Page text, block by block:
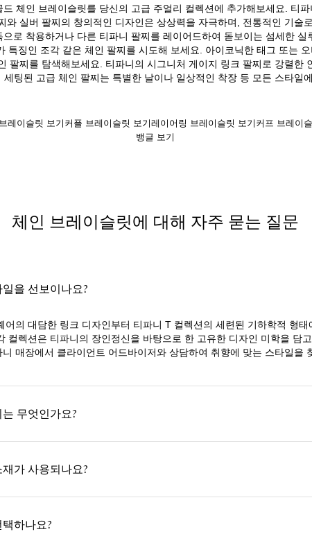
체인 브레이슬릿를 당신의 고급 주얼리 컬렉션에 추가해보세요. 티
와 실버 팔찌의 창의적인 디자인은 상상력을 자극하며, 전통적인 기술
로 착용하거나 다른 티파니 팔찌를 레이어드하여 돋보이는 섬세한
특징인 조각 같은 체인 팔찌를 시도해 보세요. 아이코닉한 태그 또는
팔찌를 탐색해보세요. 티파니의 시그니처 게이지 링크 팔찌로 강렬한
팅된 고급 체인 팔찌는 특별한 날이나 일상적인 착장 등 모든 스타일
레이슬릿 보기커플 브레이슬릿 보기레이어링 브레이슬릿 보기커프 브레이
뱅글 보기
체인 브레이슬릿에 대해 자주 묻는 질문
을 선보이나요?
어의 대담한 링크 디자인부터 티파니 T 컬렉션의 세련된 기하학적 형
컬렉션은 티파니의 장인정신을 바탕으로 한 고유한 디자인 미학을 담
매장에서 클라이언트 어드바이저와 상담하여 취향에 맞는 스타일을
무엇인가요?
가 사용되나요?
하나요?